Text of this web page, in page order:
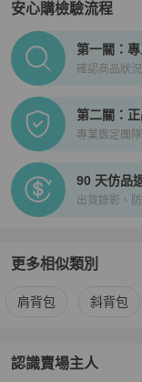
安心購檢驗流程
PopChill拍拍圈正
第一關：
確認商品狀
第二關：
專業鑑定團
90 天仿品
出貨錄影、
更多相似類別
更多Balenciaga男包
肩背包 斜背包
認識賣場主人
PopChill 拍拍圈嚴選